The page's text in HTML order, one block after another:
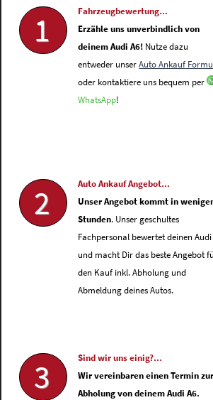
1
Fahrzeugbewertung...
Erzähle uns unverbindlich von
deinem Audi A6! Nutze dazu
entweder unserAuto Ankauf
oder kontaktiere uns bequem per
WhatsApp!
2
Auto Ankauf Angebot...
Unser Angebot kommt in
Stunden. Unser geschultes
Fachpersonal bewertet deinen Audi
und macht Dir das beste Angebot
den Kauf inkl. Abholung und
Abmeldung deines Autos.
3
Sind wir uns einig?...
Wir vereinbaren einen Termin
Abholung von deinem Audi A6.